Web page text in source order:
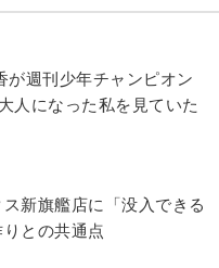
が週刊少年チャンピオン
人になった私を見ていた
新旗艦店に「没入できる
との共通点